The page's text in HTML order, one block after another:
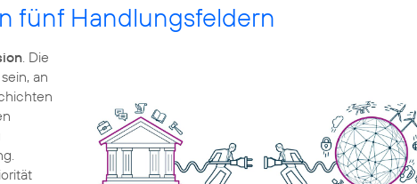
fünf Handlungsfeldern
. Die
an